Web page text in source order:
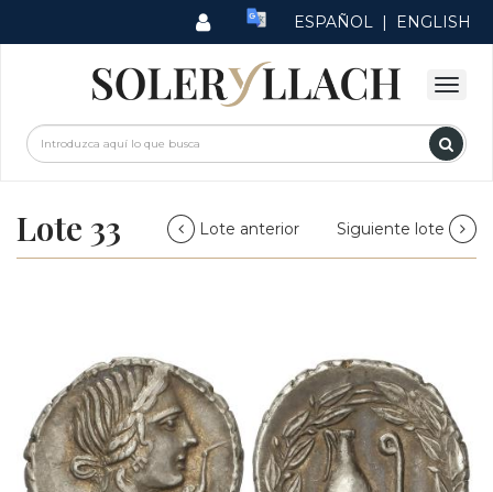
ESPAÑOL | ENGLISH
Lote 33 Lote anterior Siguiente lote